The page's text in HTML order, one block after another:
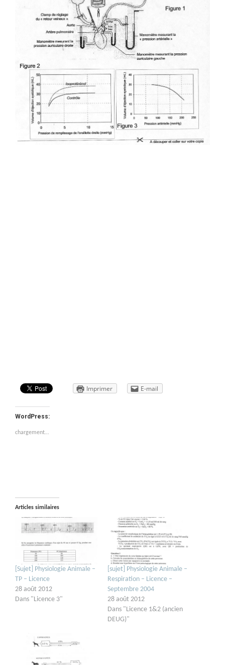
Imprimer E-mail
WordPress:
chargement…
Articles similaires
[Sujet] Physiologie Animale –
TP – Licence
28 août 2012
Dans "Licence 3"
[sujet] Physiologie Animale –
Respiration – Licence –
Septembre 2004
28 août 2012
Dans "Licence 1&2 (ancien
DEUG)"